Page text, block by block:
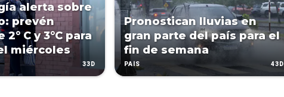
alerta sobre
prevén
C y 3°C para
miércoles
33D
Pronostican lluvias en
gran parte del país para el
fin de semana
PAÍS 43D